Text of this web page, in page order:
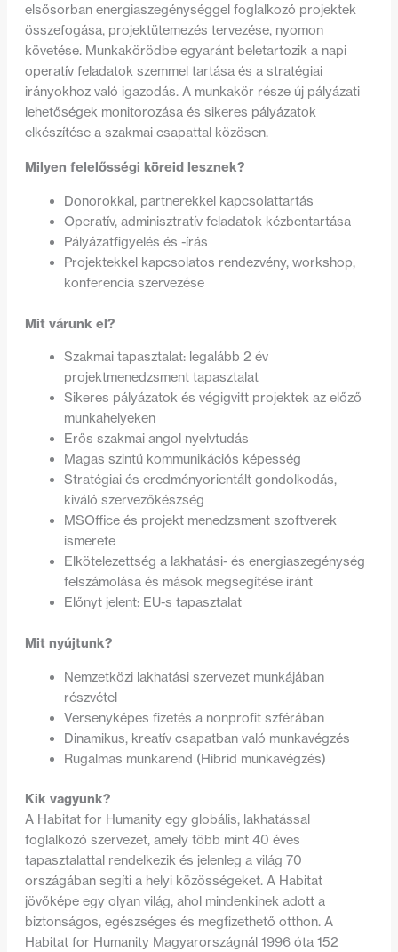
elsősorban energiaszegénységgel foglalkozó projektek
összefogása, projektütemezés tervezése, nyomon
követése. Munkakörödbe egyaránt beletartozik a napi
operatív feladatok szemmel tartása és a stratégiai
irányokhoz való igazodás. A munkakör része új pályázati
lehetőségek monitorozása és sikeres pályázatok
elkészítése a szakmai csapattal közösen.
Milyen felelősségi köreid lesznek?
Donorokkal, partnerekkel kapcsolattartás
Operatív, adminisztratív feladatok kézbentartása
Pályázatfigyelés és -írás
Projektekkel kapcsolatos rendezvény, workshop,
konferencia szervezése
Mit várunk el?
Szakmai tapasztalat: legalább 2 év
projektmenedzsment tapasztalat
Sikeres pályázatok és végigvitt projektek az előző
munkahelyeken
Erős szakmai angol nyelvtudás
Magas szintű kommunikációs képesség
Stratégiai és eredményorientált gondolkodás,
kiváló szervezőkészség
MSOffice és projekt menedzsment szoftverek
ismerete
Elkötelezettség a lakhatási- és energiaszegénység
felszámolása és mások megsegítése iránt
Előnyt jelent: EU-s tapasztalat
Mit nyújtunk?
Nemzetközi lakhatási szervezet munkájában
részvétel
Versenyképes fizetés a nonprofit szférában
Dinamikus, kreatív csapatban való munkavégzés
Rugalmas munkarend (Hibrid munkavégzés)
Kik vagyunk?
A Habitat for Humanity egy globális, lakhatással
foglalkozó szervezet, amely több mint 40 éves
tapasztalattal rendelkezik és jelenleg a világ 70
országában segíti a helyi közösségeket. A Habitat
jövőképe egy olyan világ, ahol mindenkinek adott a
biztonságos, egészséges és megfizethető otthon. A
Habitat for Humanity Magyarországnál 1996 óta 152